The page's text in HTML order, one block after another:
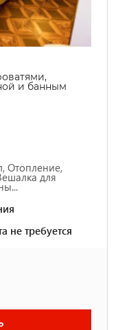
и банным
Отопление,
для
требуется